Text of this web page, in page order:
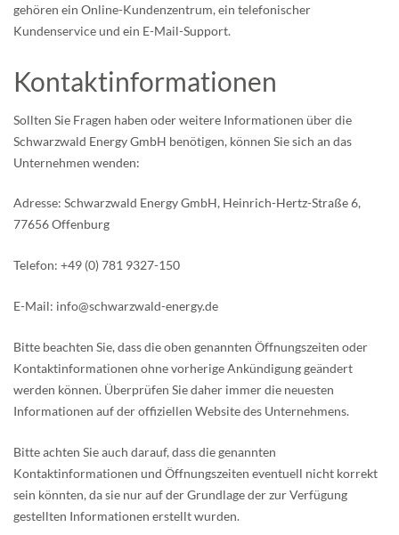
gehören ein Online-Kundenzentrum, ein telefonischer
Kundenservice und ein E-Mail-Support.
Kontaktinformationen
Sollten Sie Fragen haben oder weitere Informationen über die
Schwarzwald Energy GmbH benötigen, können Sie sich an das
Unternehmen wenden:
Adresse: Schwarzwald Energy GmbH, Heinrich-Hertz-Straße 6,
77656 Offenburg
Telefon: +49 (0) 781 9327-150
E-Mail: info@schwarzwald-energy.de
Bitte beachten Sie, dass die oben genannten Öffnungszeiten oder
Kontaktinformationen ohne vorherige Ankündigung geändert
werden können. Überprüfen Sie daher immer die neuesten
Informationen auf der offiziellen Website des Unternehmens.
Bitte achten Sie auch darauf, dass die genannten
Kontaktinformationen und Öffnungszeiten eventuell nicht korrekt
sein könnten, da sie nur auf der Grundlage der zur Verfügung
gestellten Informationen erstellt wurden.